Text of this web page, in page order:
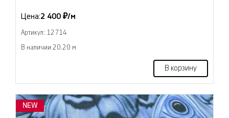
Цена:2 400 ₽/м
Артикул: 12714
В наличии 20.20 м
В корзину
NEW